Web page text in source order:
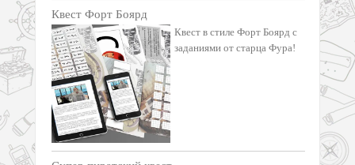
Квест Форт Боярд
Квест в стиле Форт Боярд с
заданиями от старца Фура!